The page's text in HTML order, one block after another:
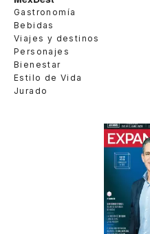
Gastronomía
Bebidas
Viajes y destinos
Personajes
Bienestar
Estilo de Vida
Jurado